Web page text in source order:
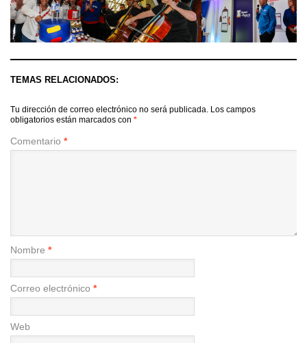
TEMAS RELACIONADOS:
Tu dirección de correo electrónico no será publicada. Los campos
obligatorios están marcados con *
Comentario *
Nombre *
Correo electrónico *
Web